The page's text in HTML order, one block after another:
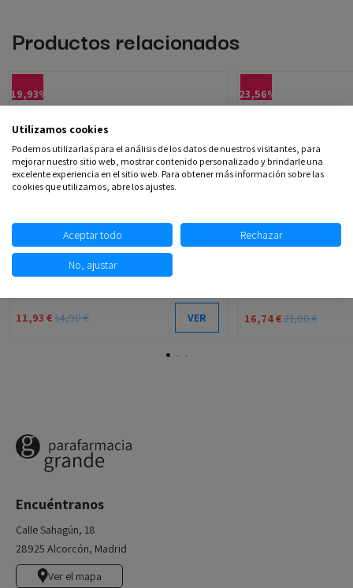
Productos relacionados
-19,93%
Fuera de stock
HYSEAC SOLAR SPF 50 FLUIDO SOLAR
11,93 €14,90 € VER
-23,56%
16,74 €21,90 €
Encuéntranos
Calle Sahagún, 18
28925 Alcorcón, Madrid
Ver el mapa
Utilizamos cookies
Podemos utilizarlas para el análisis de los datos de nuestros visitantes, para
mejorar nuestro sitio web, mostrar contenido personalizado y brindarle una
excelente experiencia en el sitio web. Para obtener más información sobre las
cookies que utilizamos, abre los ajustes.
Aceptar todo Rechazar
No, ajustar